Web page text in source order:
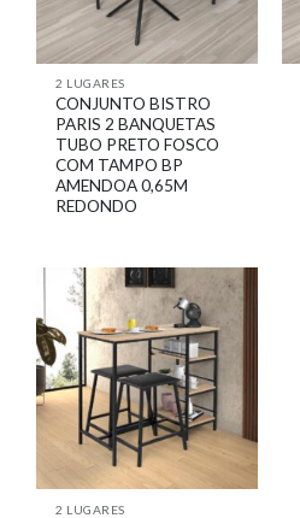
2 LUGARES
CONJUNTO BISTRO
PARIS 2 BANQUETAS
TUBO PRETO FOSCO
COM TAMPO BP
AMENDOA 0,65M
REDONDO
2 LUGARES